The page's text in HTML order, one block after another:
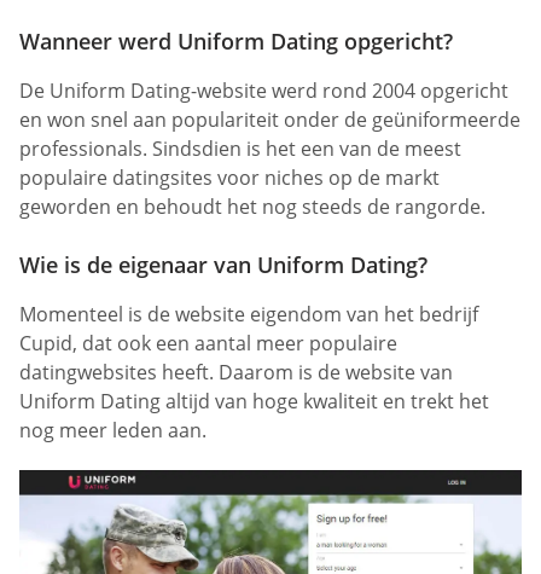
Wanneer werd Uniform Dating opgericht?
De Uniform Dating-website werd rond 2004 opgericht
en won snel aan populariteit onder de geüniformeerde
professionals. Sindsdien is het een van de meest
populaire datingsites voor niches op de markt
geworden en behoudt het nog steeds de rangorde.
Wie is de eigenaar van Uniform Dating?
Momenteel is de website eigendom van het bedrijf
Cupid, dat ook een aantal meer populaire
datingwebsites heeft. Daarom is de website van
Uniform Dating altijd van hoge kwaliteit en trekt het
nog meer leden aan.